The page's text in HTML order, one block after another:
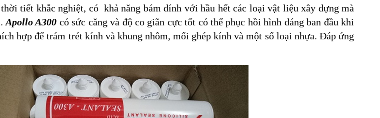
tiết khắc nghiệt, có khả năng bám dính với hầu hết các loại vật liệu xây dựng mà
Apollo A300 có sức căng và độ co giãn cực tốt có thể phục hồi hình dáng ban đầu khi
hợp để trám trét kính và khung nhôm, mối ghép kính và một số loại nhựa. Đáp ứng